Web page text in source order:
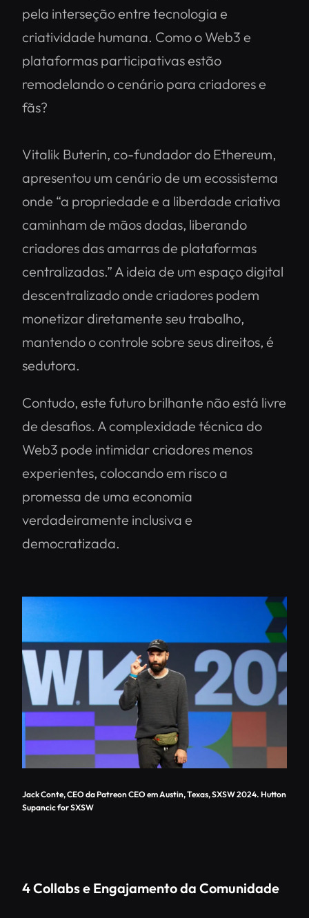
pela interseção entre tecnologia e
criatividade humana. Como o Web3 e
plataformas participativas estão
remodelando o cenário para criadores e
fãs?
Vitalik Buterin, co-fundador do Ethereum,
apresentou um cenário de um ecossistema
onde “a propriedade e a liberdade criativa
caminham de mãos dadas, liberando
criadores das amarras de plataformas
centralizadas.” A ideia de um espaço digital
descentralizado onde criadores podem
monetizar diretamente seu trabalho,
mantendo o controle sobre seus direitos, é
sedutora.
Contudo, este futuro brilhante não está livre
de desafios. A complexidade técnica do
Web3 pode intimidar criadores menos
experientes, colocando em risco a
promessa de uma economia
verdadeiramente inclusiva e
democratizada.
Jack Conte, CEO da Patreon CEO em Austin, Texas, SXSW 2024. Hutton
Supancic for SXSW
4 Collabs e Engajamento da Comunidade